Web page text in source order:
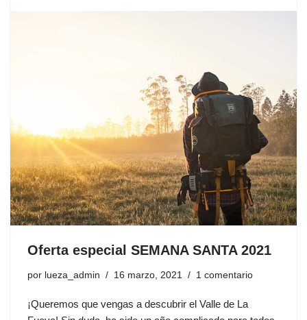
Oferta especial SEMANA SANTA 2021
por lueza_admin 16 marzo, 2021 1 comentario
¡Queremos que vengas a descubrir el Valle de La